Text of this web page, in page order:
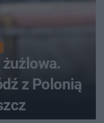
z Polonią